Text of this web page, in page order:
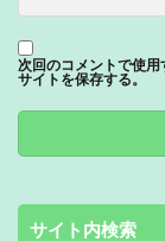
次回のコメントで使用
サイトを保存する。
サイト内検索